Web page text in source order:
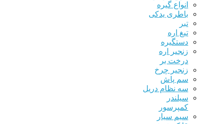
انواع گیره
باطری یدکی
تیغ اره
دستگیره
زنجیر اره
درخت بر
زنجیر چرخ
سم پاش
سه نظام دریل
سیلندر
کمپرسور
سیم سیار